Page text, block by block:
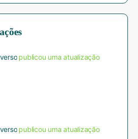
publicou uma atualização
publicou uma atualização